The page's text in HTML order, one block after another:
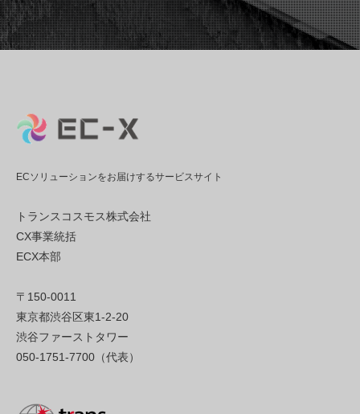
ECソリューションをお届けするサービスサイト
トランスコスモス株式会社
CX事業統括
ECX本部
〒150-0011
東京都渋谷区東1-2-20
渋谷ファーストタワー
050-1751-7700（代表）